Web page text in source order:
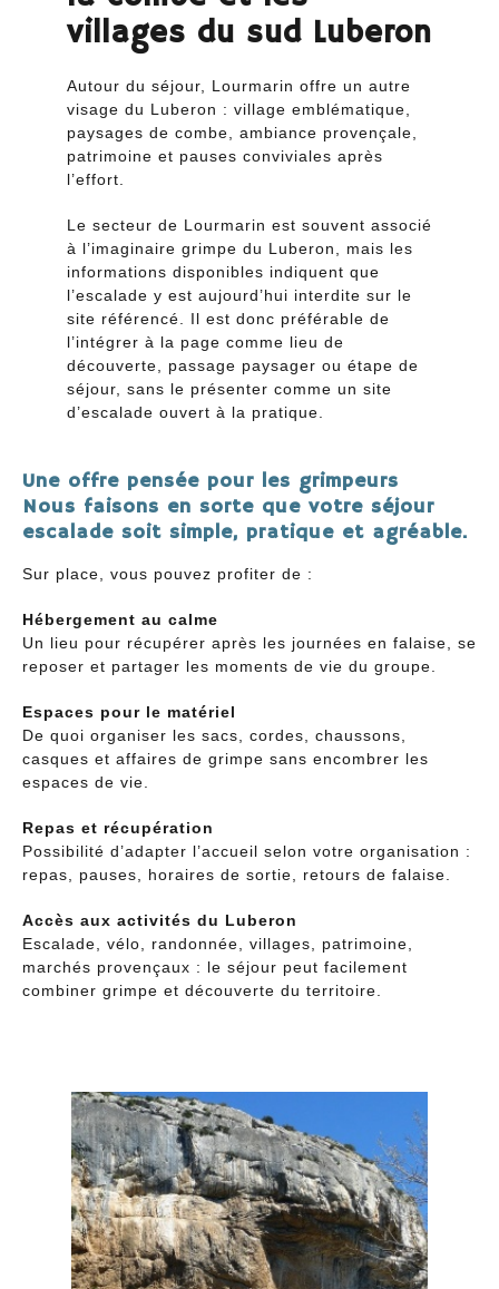
villages du sud Luberon
Autour du séjour, Lourmarin offre un autre
visage du Luberon : village emblématique,
paysages de combe, ambiance provençale,
patrimoine et pauses conviviales après
l’effort.
Le secteur de Lourmarin est souvent associé
à l’imaginaire grimpe du Luberon, mais les
informations disponibles indiquent que
l’escalade y est aujourd’hui interdite sur le
site référencé. Il est donc préférable de
l’intégrer à la page comme lieu de
découverte, passage paysager ou étape de
séjour, sans le présenter comme un site
d’escalade ouvert à la pratique.
Une offre pensée pour les grimpeurs
Nous faisons en sorte que votre séjour
escalade soit simple, pratique et agréable.
Sur place, vous pouvez profiter de :
Hébergement au calme
Un lieu pour récupérer après les journées en falaise, se
reposer et partager les moments de vie du groupe.
Espaces pour le matériel
De quoi organiser les sacs, cordes, chaussons,
casques et affaires de grimpe sans encombrer les
espaces de vie.
Repas et récupération
Possibilité d’adapter l’accueil selon votre organisation :
repas, pauses, horaires de sortie, retours de falaise.
Accès aux activités du Luberon
Escalade, vélo, randonnée, villages, patrimoine,
marchés provençaux : le séjour peut facilement
combiner grimpe et découverte du territoire.